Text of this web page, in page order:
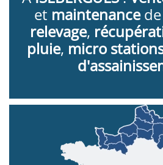
et maintenancede
relevage,
pluie, micro